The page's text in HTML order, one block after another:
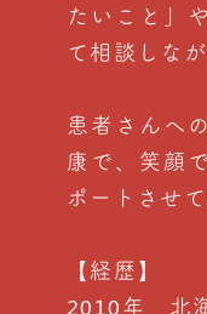
たいこと」
て相談しな
患者さんへ
康で、笑顔
ポートさせ
【経歴】
2010年 北